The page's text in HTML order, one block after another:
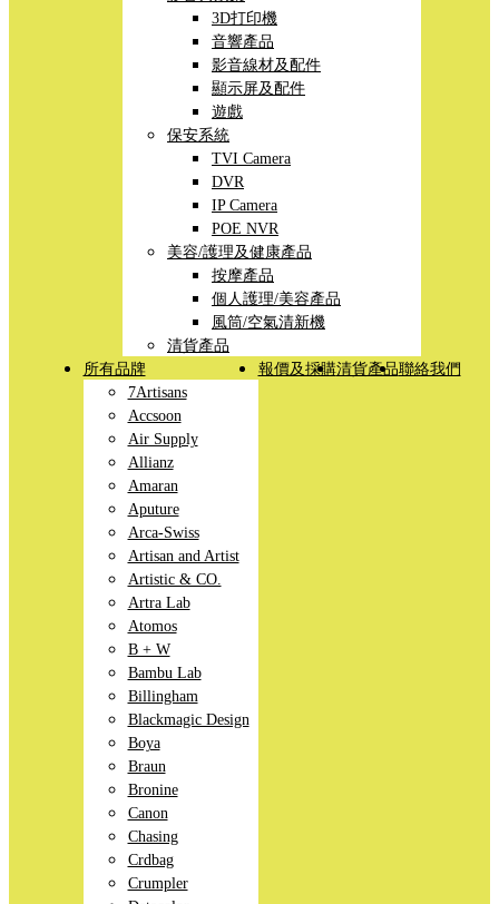
3D打印機
音響產品
影音線材及配件
顯示屏及配件
遊戲
保安系統
TVI Camera
DVR
IP Camera
POE NVR
美容/護理及健康產品
按摩產品
個人護理/美容產品
風筒/空氣清新機
清貨產品
所有品牌
7Artisans
Accsoon
Air Supply
Allianz
Amaran
Aputure
Arca-Swiss
Artisan and Artist
Artistic & CO.
Artra Lab
Atomos
B + W
Bambu Lab
Billingham
Blackmagic Design
Boya
Braun
Bronine
Canon
Chasing
Crdbag
Crumpler
報價及採購清貨產品聯絡我們